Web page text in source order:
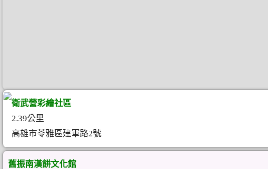
衛武營彩繪社區
2.39公里
高雄市苓雅區建軍路2號
舊振南漢餅文化館